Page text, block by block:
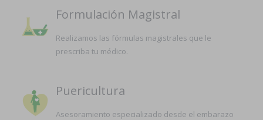
Formulación Magistral
Realizamos las fórmulas magistrales que le
prescriba tu médico.
Puericultura
Asesoramiento especializado desde el embarazo